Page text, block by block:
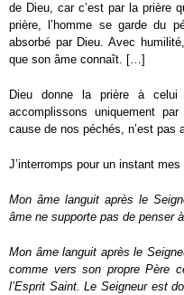
de Dieu, car c’est par la prière
prière, l’homme se garde du
absorbé par Dieu. Avec
que son âme connaît. […]
Dieu donne la prière à
accomplissons uniquement
cause de nos péchés, n’est pas
J’interromps pour un instant
Mon âme languit après le
âme ne supporte pas de penser
Mon âme languit après le
comme vers son propre Père
l’Esprit Saint. Le Seigneur est